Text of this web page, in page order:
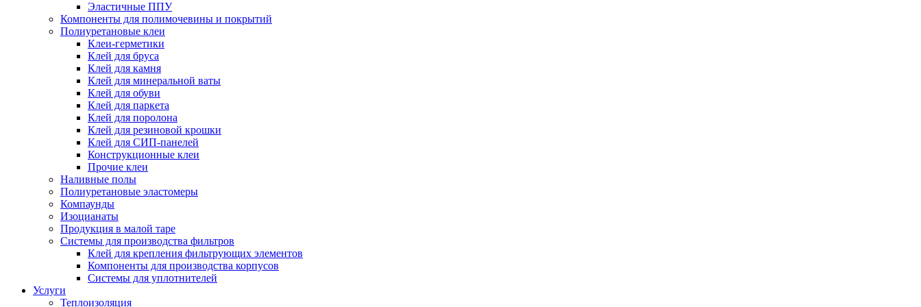
Эластичные ППУ
Компоненты для полимочевины и покрытий
Полиуретановые клеи
Клеи-герметики
Клей для бруса
Клей для камня
Клей для минеральной ваты
Клей для обуви
Клей для паркета
Клей для поролона
Клей для резиновой крошки
Клей для СИП-панелей
Конструкционные клеи
Прочие клеи
Наливные полы
Полиуретановые эластомеры
Компаунды
Изоцианаты
Продукция в малой таре
Системы для производства фильтров
Клей для крепления фильтрующих элементов
Компоненты для производства корпусов
Системы для уплотнителей
Услуги
Теплоизоляция